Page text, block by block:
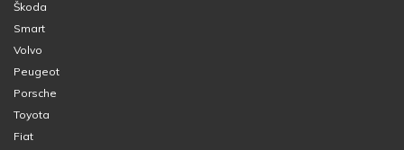
Škoda
Smart
Volvo
Peugeot
Porsche
Toyota
Fiat